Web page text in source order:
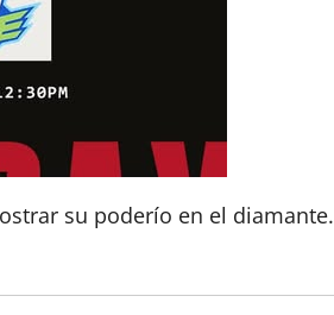
su poderío en el diamante.